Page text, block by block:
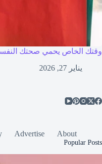
وقتك الخاص يحمي صحتك
يناير 27, 2026
About
Advertise
Popular Posts